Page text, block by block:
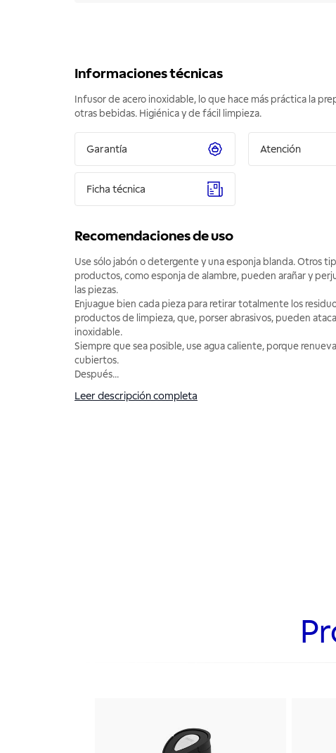
Informaciones técnicas
Infusor de acero inoxidable, lo que hace más práctica la
otras bebidas. Higiénica y de fácil limpieza.
Garantía Atención
Ficha técnica
Recomendaciones de uso
Use sólo jabón o detergente y una esponja blanda. Otros
productos, como esponja de alambre, pueden arañar y
las piezas.
Enjuague bien cada pieza para retirar totalmente los
productos de limpieza, que, porser abrasivos, pueden
inoxidable.
Siempre que sea posible, use agua caliente, porque
cubiertos.
Después...
Leer descripción completa